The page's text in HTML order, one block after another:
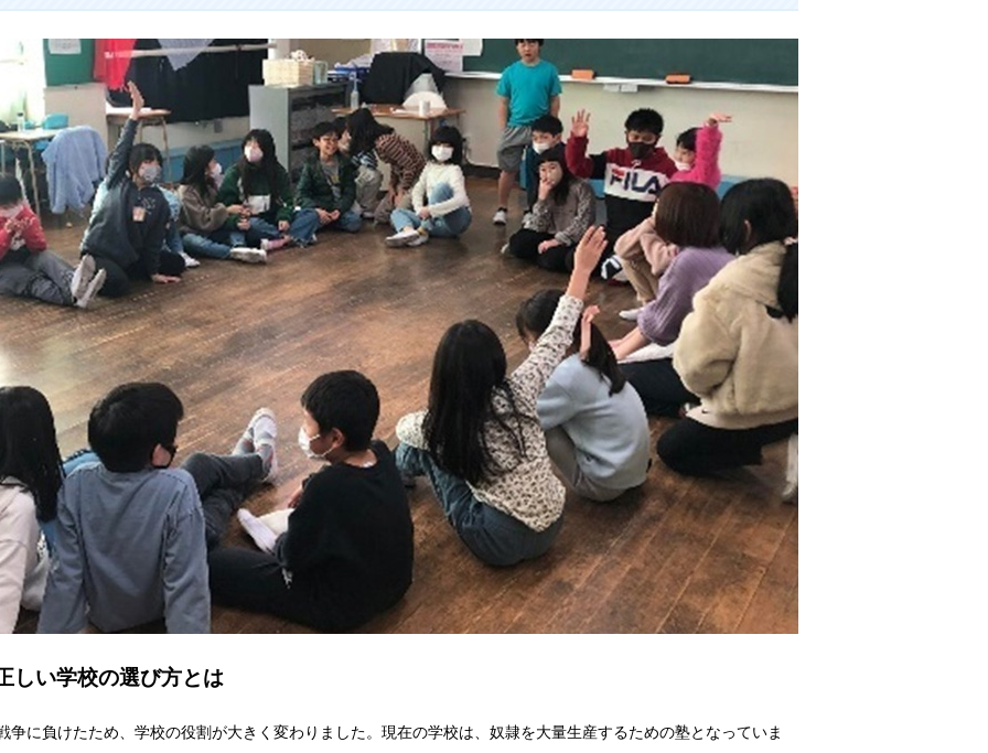
しい学校の選び方とは
争に負けたため、学校の役割が大きく変わりました。現在の学校は、奴隷を大量生産するための塾となっていま